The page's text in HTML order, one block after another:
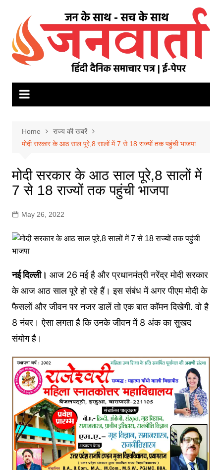
content
Home
राज्य की खबरें
मोदी सरकार के आठ साल पूरे,8 सालों में 7 से 18 राज्यों तक पहुंची भाजपा
मोदी सरकार के आठ साल पूरे,8 सालों में
7 से 18 राज्यों तक पहुंची भाजपा
May 26, 2022
नई दिल्ली। आज 26 मई है और प्रधानमंत्री नरेंद्र मोदी सरकार
के आज आठ साल पूरे हो रहे हैं। इस संबंध में अगर पीएम मोदी के
फैसलों और जीवन पर नजर डालें तो एक बात कॉमन दिखेगी. वो है
8 नंबर। ऐसा लगता है कि उनके जीवन में 8 अंक का सुखद
संयोग है।